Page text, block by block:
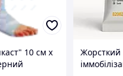
10 см х
Жорсткий